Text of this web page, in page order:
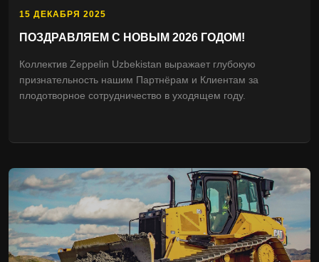
15 ДЕКАБРЯ 2025
ПОЗДРАВЛЯЕМ С НОВЫМ 2026 ГОДОМ!
Коллектив Zeppelin Uzbekistan выражает глубокую
признательность нашим Партнёрам и Клиентам за
плодотворное сотрудничество в уходящем году.